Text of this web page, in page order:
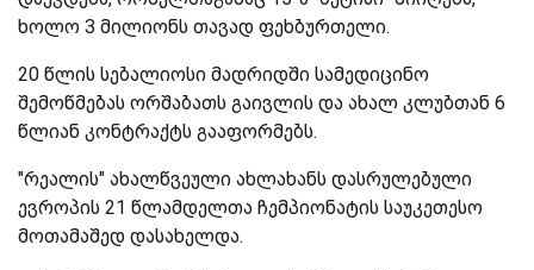
ხოლო 3 მილიონს თავად ფეხბურთელი.
20 წლის სებალიოსი მადრიდში სამედიცინო
შემოწმებას ორშაბათს გაივლის და ახალ კლუბთან 6
წლიან კონტრაქტს გააფორმებს.
"რეალის" ახალწვეული ახლახანს დასრულებული
ევროპის 21 წლამდელთა ჩემპიონატის საუკეთესო
მოთამაშედ დასახელდა.